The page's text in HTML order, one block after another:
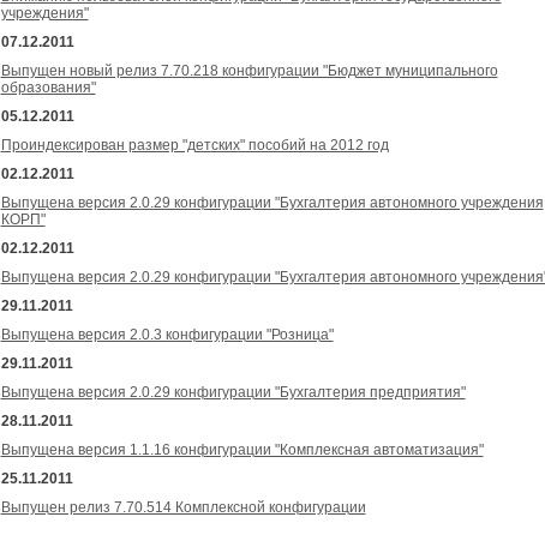
учреждения"
07.12.2011
Выпущен новый релиз 7.70.218 конфигурации "Бюджет муниципального
образования"
05.12.2011
Проиндексирован размер "детских" пособий на 2012 год
02.12.2011
Выпущена версия 2.0.29 конфигурации "Бухгалтерия автономного учреждения
КОРП"
02.12.2011
Выпущена версия 2.0.29 конфигурации "Бухгалтерия автономного
29.11.2011
Выпущена версия 2.0.3 конфигурации "Розница"
29.11.2011
Выпущена версия 2.0.29 конфигурации "Бухгалтерия предприятия"
28.11.2011
Выпущена версия 1.1.16 конфигурации "Комплексная автоматизация"
25.11.2011
Выпущен релиз 7.70.514 Комплексной конфигурации